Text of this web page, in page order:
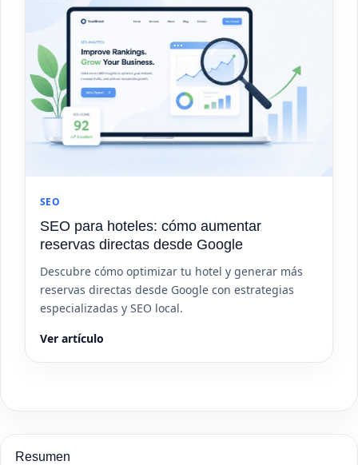
SEO
SEO para hoteles: cómo aumentar
reservas directas desde Google
Descubre cómo optimizar tu hotel y generar más
reservas directas desde Google con estrategias
especializadas y SEO local.
Ver artículo
Resumen